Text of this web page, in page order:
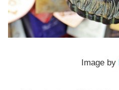
Image by